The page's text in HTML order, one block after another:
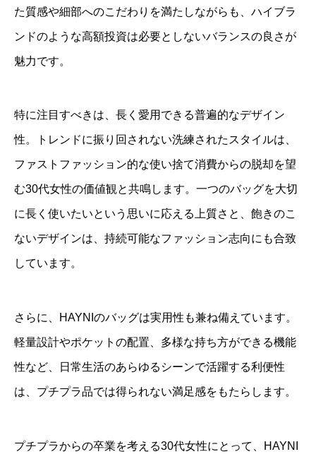
た質感や細部へのこだわりを満たしながらも、ハイブラ
ンドのような高額投資は必要としないバランスの良さが
魅力です。
特に注目すべきは、長く愛用できる普遍的なデザイン
性。トレンドに振り回されない洗練されたスタイルは、
ファストファッション的な使い捨て消費からの脱却を望
む30代女性の価値観と共鳴します。一つのバッグを大切
に長く使いたいという思いに応える上質さと、飽きのこ
ないデザインは、持続可能なファッション志向にも合致
しています。
さらに、HAYNIのバッグは実用性も兼ね備えています。
軽量設計やポケットの配置、多様な持ち方ができる機能
性など、日常生活のあらゆるシーンで活躍する利便性
は、プチプラ品では得られない満足感をもたらします。
プチプラからの卒業を考える30代女性にとって、HAYNI